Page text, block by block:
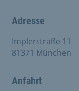
Adresse
Implerstraße 11
81371 München
Anfahrt